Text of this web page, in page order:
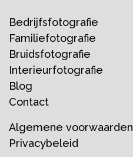
Bedrijfsfotografie
Familiefotografie
Bruidsfotografie
Interieurfotografie
Blog
Contact
Algemene voorwaarden
Privacybeleid